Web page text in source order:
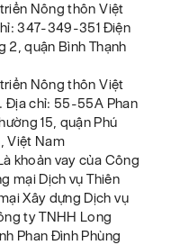
Nông thôn Việt
347-349-351 Điện
2, quận Bình Thạnh
Nông thôn Việt
Địa chỉ: 55-55A Phan
15, quận Phú
Việt Nam
khoản vay của Công
mại Dịch vụ Thiên
Xây dựng Dịch vụ
ty TNHH Long
Phan Đình Phùng